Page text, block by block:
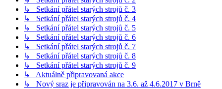
↳ Setkání přátel starých strojů č. 3
↳ Setkání přátel starých strojů č. 4
↳ Setkání přátel starých strojů č. 5
↳ Setkání přátel starých strojů č. 6
↳ Setkání přátel starých strojů č. 7
↳ Setkání přátel starých strojů č. 8
↳ Setkání přátel starých strojů č. 9
↳ Aktuálně připravovaná akce
↳ Nový sraz je připravován na 3.6. až 4.6.2017 v Brně